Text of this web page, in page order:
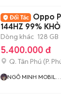
Oppo
144HZ 99%
Dòng khác 128 GB
5.400.000 đ
Q. Tân Phú (P.
NGÔ MINH MOBILE